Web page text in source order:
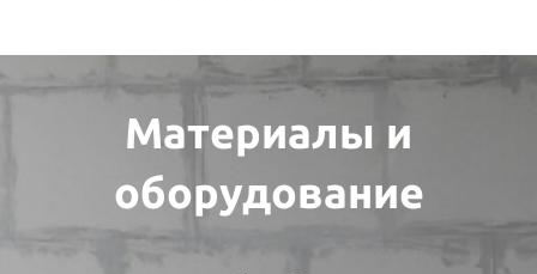
Материалы и
оборудование